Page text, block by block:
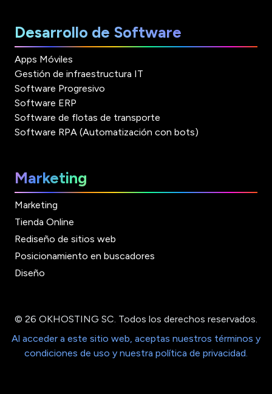
Desarrollo de Software
Apps Móviles
Gestión de infraestructura IT
Software Progresivo
Software ERP
Software de flotas de transporte
Software RPA (Automatización con bots)
Marketing
Marketing
Tienda Online
Rediseño de sitios web
Posicionamiento en buscadores
Diseño
© 26 OKHOSTING SC. Todos los derechos reservados.
Al acceder a este sitio web, aceptas nuestros términos y
condiciones de uso y nuestra política de privacidad.